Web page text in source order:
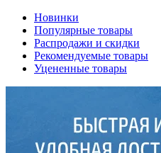
Новинки
Популярные товары
Распродажи и скидки
Рекомендуемые товары
Уцененные товары